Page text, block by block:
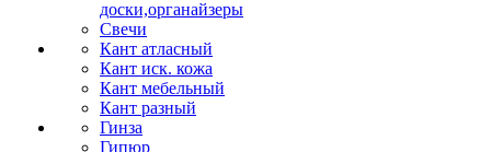
доски,органайзеры
Свечи
Кант атласный
Кант иск. кожа
Кант мебельный
Кант разный
Гинза
Гипюр